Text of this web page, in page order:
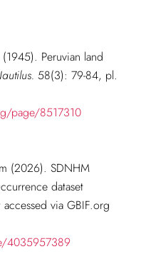
Peruvian land
58(3): 79-84, pl.
page/8517310
(2026). SDNHM
dataset
via GBIF.org
4035957389